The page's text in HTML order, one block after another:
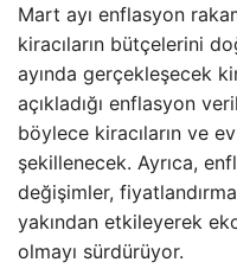
Mart ayı enflasyon
kiracıların bütçelerini
ayında gerçekleşecek
açıkladığı enflasyon
böylece kiracıların ve
şekillenecek. Ayrıca,
değişimler,
yakından etkileyerek
olmayı sürdürüyor.